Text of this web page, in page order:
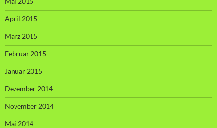
April 2015
März 2015
Februar 2015
Januar 2015
Dezember 2014
November 2014
Mai 2014